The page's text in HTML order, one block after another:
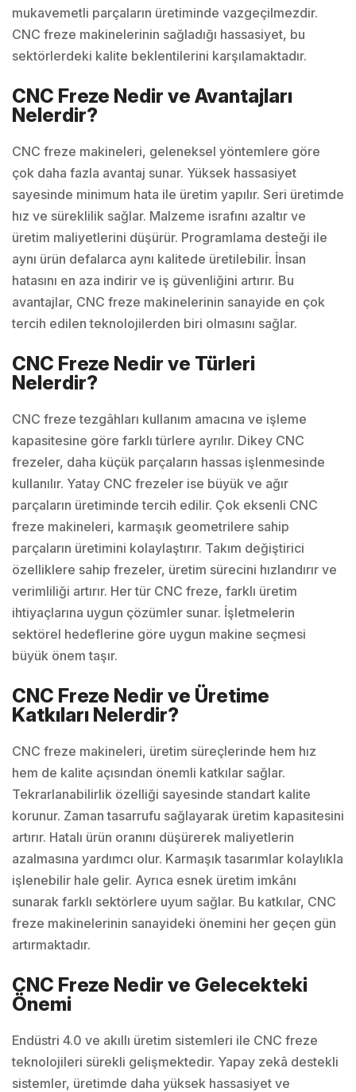
mukavemetli parçaların üretiminde vazgeçilmezdir.
CNC freze makinelerinin sağladığı hassasiyet, bu
sektörlerdeki kalite beklentilerini karşılamaktadır.
CNC Freze Nedir ve Avantajları
Nelerdir?
CNC freze makineleri, geleneksel yöntemlere göre
çok daha fazla avantaj sunar. Yüksek hassasiyet
sayesinde minimum hata ile üretim yapılır. Seri üretimde
hız ve süreklilik sağlar. Malzeme israfını azaltır ve
üretim maliyetlerini düşürür. Programlama desteği ile
aynı ürün defalarca aynı kalitede üretilebilir. İnsan
hatasını en aza indirir ve iş güvenliğini artırır. Bu
avantajlar, CNC freze makinelerinin sanayide en çok
tercih edilen teknolojilerden biri olmasını sağlar.
CNC Freze Nedir ve Türleri
Nelerdir?
CNC freze tezgâhları kullanım amacına ve işleme
kapasitesine göre farklı türlere ayrılır. Dikey CNC
frezeler, daha küçük parçaların hassas işlenmesinde
kullanılır. Yatay CNC frezeler ise büyük ve ağır
parçaların üretiminde tercih edilir. Çok eksenli CNC
freze makineleri, karmaşık geometrilere sahip
parçaların üretimini kolaylaştırır. Takım değiştirici
özelliklere sahip frezeler, üretim sürecini hızlandırır ve
verimliliği artırır. Her tür CNC freze, farklı üretim
ihtiyaçlarına uygun çözümler sunar. İşletmelerin
sektörel hedeflerine göre uygun makine seçmesi
büyük önem taşır.
CNC Freze Nedir ve Üretime
Katkıları Nelerdir?
CNC freze makineleri, üretim süreçlerinde hem hız
hem de kalite açısından önemli katkılar sağlar.
Tekrarlanabilirlik özelliği sayesinde standart kalite
korunur. Zaman tasarrufu sağlayarak üretim kapasitesini
artırır. Hatalı ürün oranını düşürerek maliyetlerin
azalmasına yardımcı olur. Karmaşık tasarımlar kolaylıkla
işlenebilir hale gelir. Ayrıca esnek üretim imkânı
sunarak farklı sektörlere uyum sağlar. Bu katkılar, CNC
freze makinelerinin sanayideki önemini her geçen gün
artırmaktadır.
CNC Freze Nedir ve Gelecekteki
Önemi
Endüstri 4.0 ve akıllı üretim sistemleri ile CNC freze
teknolojileri sürekli gelişmektedir. Yapay zekâ destekli
sistemler, üretimde daha yüksek hassasiyet ve